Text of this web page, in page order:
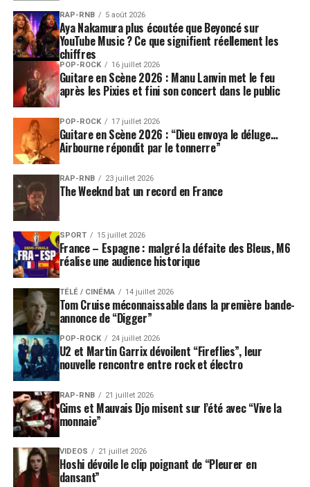
RAP-RNB 5 août 2026
Aya Nakamura plus écoutée que Beyoncé sur
YouTube Music ? Ce que signifient réellement les
chiffres
POP-ROCK 16 juillet 2026
Guitare en Scène 2026 : Manu Lanvin met le feu
après les Pixies et fini son concert dans le public
POP-ROCK 17 juillet 2026
Guitare en Scène 2026 : “Dieu envoya le déluge…
Airbourne répondit par le tonnerre”
RAP-RNB 23 juillet 2026
The Weeknd bat un record en France
SPORT 15 juillet 2026
France – Espagne : malgré la défaite des Bleus, M6
réalise une audience historique
TÉLÉ / CINÉMA 14 juillet 2026
Tom Cruise méconnaissable dans la première bande-
annonce de “Digger”
POP-ROCK 24 juillet 2026
U2 et Martin Garrix dévoilent “Fireflies”, leur
nouvelle rencontre entre rock et électro
RAP-RNB 21 juillet 2026
Gims et Mauvais Djo misent sur l’été avec “Vive la
monnaie”
VIDEOS 21 juillet 2026
Hoshi dévoile le clip poignant de “Pleurer en
dansant”